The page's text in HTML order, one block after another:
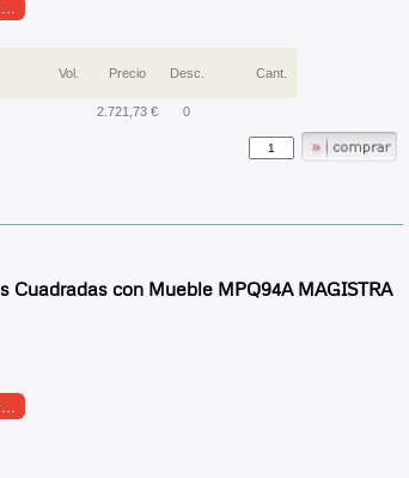
Vol. Precio Desc. Cant.
2.721,73 € 0
Cuadradas con Mueble MPQ94A MAGISTRA